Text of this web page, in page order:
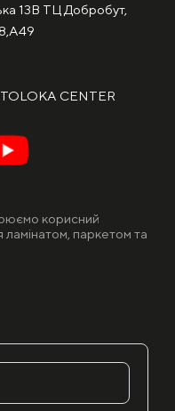
13В ТЦ Добробут,
TOLOKA CENTER
корисний
паркетом та